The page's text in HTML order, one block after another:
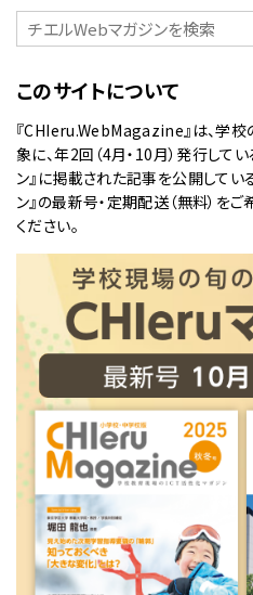
このサイトについて
『CHIeru.WebMagazine』は、学
象に、年2回（4月・10月）発行して
ン』に掲載された記事を公開してい
ン』の最新号・定期配送（無料）を
ください。